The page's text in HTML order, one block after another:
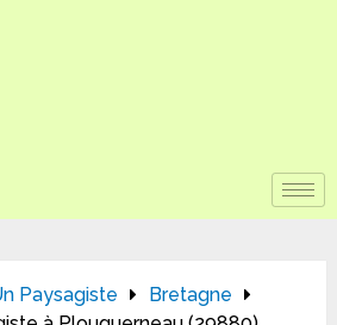
Paysagiste
Bretagne